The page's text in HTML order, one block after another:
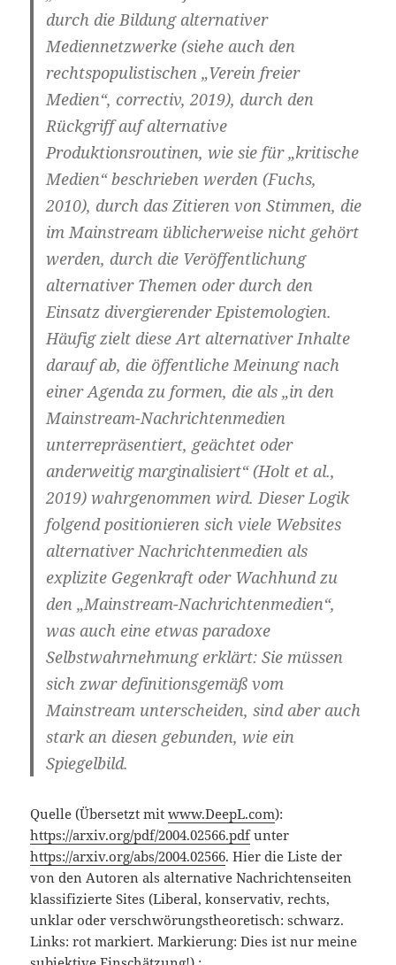
durch die Bildung alternativer
Mediennetzwerke (siehe auch den
rechtspopulistischen „Verein freier
Medien“, correctiv, 2019), durch den
Rückgriff auf alternative
Produktionsroutinen, wie sie für „kritische
Medien“ beschrieben werden (Fuchs,
2010), durch das Zitieren von Stimmen, die
im Mainstream üblicherweise nicht gehört
werden, durch die Veröffentlichung
alternativer Themen oder durch den
Einsatz divergierender Epistemologien.
Häufig zielt diese Art alternativer Inhalte
darauf ab, die öffentliche Meinung nach
einer Agenda zu formen, die als „in den
Mainstream-Nachrichtenmedien
unterrepräsentiert, geächtet oder
anderweitig marginalisiert“ (Holt et al.,
2019) wahrgenommen wird. Dieser Logik
folgend positionieren sich viele Websites
alternativer Nachrichtenmedien als
explizite Gegenkraft oder Wachhund zu
den „Mainstream-Nachrichtenmedien“,
was auch eine etwas paradoxe
Selbstwahrnehmung erklärt: Sie müssen
sich zwar definitionsgemäß vom
Mainstream unterscheiden, sind aber auch
stark an diesen gebunden, wie ein
Spiegelbild.
Quelle (Übersetzt mitwww.DeepL.com):
https://arxiv.org/pdf/2004.02566.pdfunter
https://arxiv.org/abs/2004.02566. Hier die Liste der
von den Autoren als alternative Nachrichtenseiten
klassifizierte Sites (Liberal, konservativ, rechts,
unklar oder verschwörungstheoretisch: schwarz.
Links: rot markiert. Markierung: Dies ist nur meine